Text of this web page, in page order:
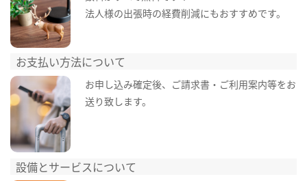
法人様の出張時の経費削減にもおすすめです。
お支払い方法について
お申し込み確定後、ご請求書・ご利用案内等をお
送り致します。
設備とサービスについて